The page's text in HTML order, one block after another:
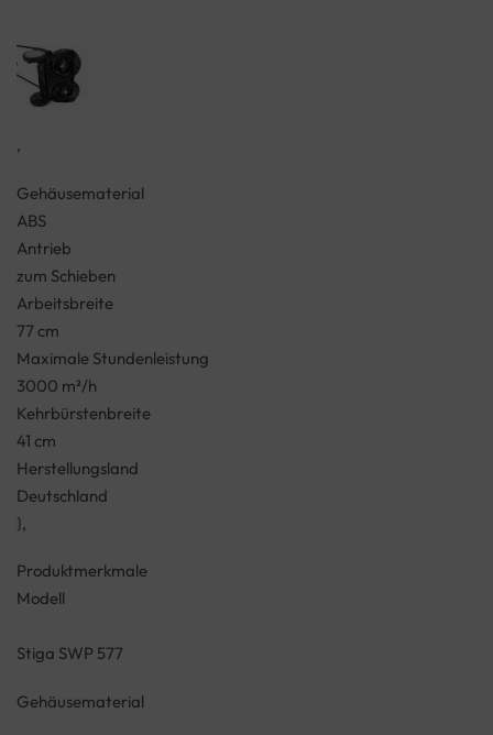
,
Gehäusematerial
ABS
Antrieb
zum Schieben
Arbeitsbreite
77 cm
Maximale Stundenleistung
3000 m²/h
Kehrbürstenbreite
41 cm
Herstellungsland
Deutschland
},
Produktmerkmale
Modell
Stiga SWP 577
Gehäusematerial